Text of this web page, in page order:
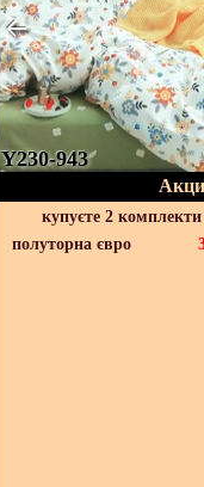
Y230-943
купуєте 2
полуторна євро